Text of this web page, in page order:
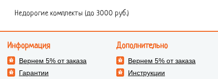
Недорогие комплекты (до 3000 руб.)
Информация
Вернем 5% от заказа
Гарантии
Дополнительно
Вернем 5% от заказа
Инструкции